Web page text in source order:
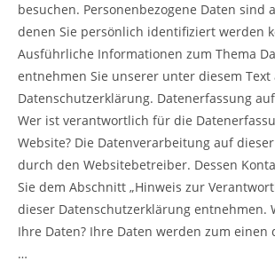
besuchen. Personenbezogene Daten sind
denen Sie persönlich identifiziert werden
Ausführliche Informationen zum Thema
entnehmen Sie unserer unter diesem
Datenschutzerklärung. Datenerfassung
Wer ist verantwortlich für die
Website? Die Datenverarbeitung auf
durch den Websitebetreiber. Dessen
Sie dem Abschnitt „Hinweis zur
dieser Datenschutzerklärung entnehmen.
Ihre Daten? Ihre Daten werden zum einen
…